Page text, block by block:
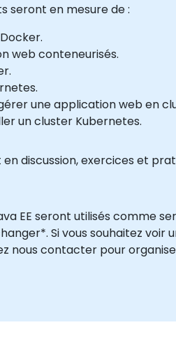
seront en mesure de :
web conteneurisés.
une application web en
un cluster Kubernetes.
discussion, exercices et
EE seront utilisés comme
Si vous souhaitez
nous contacter pour